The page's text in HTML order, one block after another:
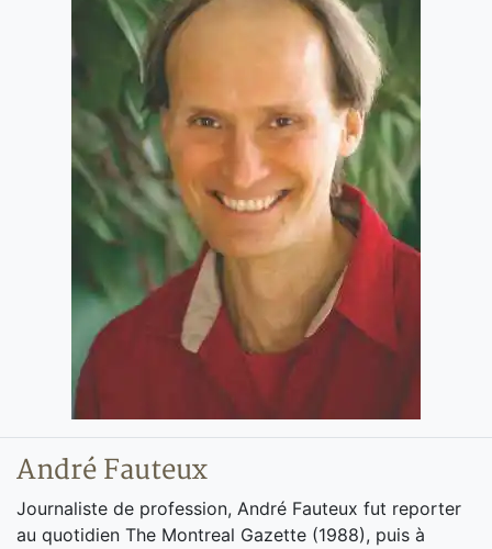
André Fauteux
Journaliste de profession, André Fauteux fut reporter
au quotidien The Montreal Gazette (1988), puis à